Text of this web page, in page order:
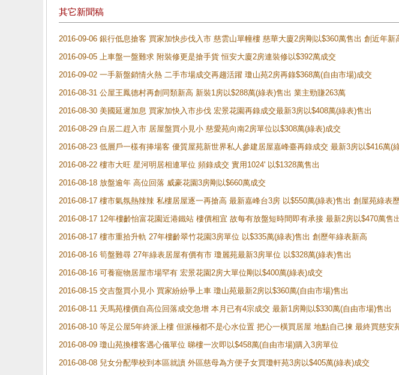
其它新聞稿
2016-09-06 銀行低息搶客 買家加快步伐入市 慈雲山單幢樓 慈華大廈2房剛以$360萬售出 創近年新
2016-09-05 上車盤一盤難求 附裝修更是搶手貨 恒安大廈2房連裝修以$392萬成交
2016-09-02 一手新盤銷情火熱 二手市場成交再趨活躍 瓊山苑2房再錄$368萬(自由市場)成交
2016-08-31 公屋王鳳德村再創同類新高 新裝1房以$288萬(綠表)售出 業主勁賺263萬
2016-08-30 美國延遲加息 買家加快入市步伐 宏景花園再錄成交最新3房以$408萬(綠表)售出
2016-08-29 白居二趕入市 居屋盤買小見小 慈愛苑向南2房單位以$308萬(綠表)成交
2016-08-23 低層戶一樣有捧場客 優質屋苑新世界私人參建居屋嘉峰臺再錄成交 最新3房以$416萬(
2016-08-22 樓市大旺 星河明居相連單位 頻錄成交 實用1024' 以$1328萬售出
2016-08-18 放盤逾年 高位回落 威豪花園3房剛以$660萬成交
2016-08-17 樓市氣氛熱辣辣 私樓居屋逐一再搶高 最新嘉峰台3房 以$550萬(綠表)售出 創屋苑綠表
2016-08-17 12年樓齡怡富花園近港鐵站 樓價相宜 故每有放盤短時間即有承接 最新2房以$470萬售
2016-08-17 樓市重拾升軌 27年樓齡翠竹花園3房單位 以$335萬(綠表)售出 創歷年綠表新高
2016-08-16 筍盤難尋 27年綠表居屋有價有市 瓊麗苑最新3房單位 以$328萬(綠表)售出
2016-08-16 可養寵物居屋市場罕有 宏景花園2房大單位剛以$400萬(綠表)成交
2016-08-15 交吉盤買小見小 買家紛紛爭上車 瓊山苑最新2房以$360萬(自由市場)售出
2016-08-11 天馬苑樓價自高位回落成交急增 本月已有4宗成交 最新1房剛以$330萬(自由市場)售出
2016-08-10 等足公屋5年終派上樓 但派極都不是心水位置 把心一橫買居屋 地點自己揀 最終買慈安
2016-08-09 瓊山苑換樓客遇心儀單位 睇樓一次即以$458萬(自由市場)購入3房單位
2016-08-08 兒女分配學校到本區就讀 外區慈母為方便子女買瓊軒苑3房以$405萬(綠表)成交